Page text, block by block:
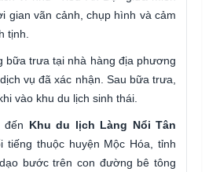
gian vãn cảnh, chụp hình và cảm
tịnh.
bữa trưa tại nhà hàng địa phương
vụ đã xác nhận. Sau bữa trưa,
vào khu du lịch sinh thái.
đến Khu du lịch Làng Nổi Tân
tiếng thuộc huyện Mộc Hóa, tỉnh
bước trên con đường bê tông